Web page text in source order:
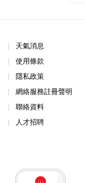
天氣消息
使用條款
隱私政策
網絡服務註冊聲明
聯絡資料
人才招聘